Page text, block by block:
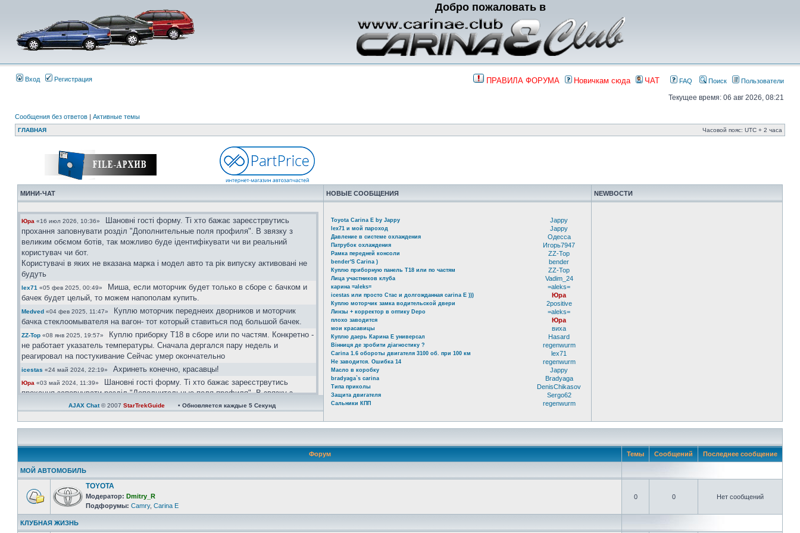
Добро пожаловать в
Вход Регистрация ПРАВИЛА ФОРУМА Новичкам сюда ЧАТ FAQ Поиск Пользователи
Текущее время: 06 авг 2026, 08:21
Сообщения без ответов | Активные темы
ГЛАВНАЯ Часовой пояс: UTC + 2 часа
МИНИ-ЧАТ НОВЫЕ СООБЩЕНИЯ NEWВОСТИ
Юра «16 июл 2026, 10:36»
Шановні гості форму. Ті хто бажає зареєстрвутись
прохання заповнувати розділ "Дополнительные поля профиля". В звязку з
великим обємом ботів, так можливо буде ідентифікувати чи ви реальний
користувач чи бот.
Користувачі в яких не вказана марка і модел авто та рік випуску активовані не
будуть
lex71 «05 фев 2025, 00:49»
Миша, если моторчик будет только в сборе с бачком и
бачек будет целый, то можем напополам купить.
Medved «04 фев 2025, 11:47»
Куплю моторчик переднеих дворников и моторчик
бачка стеклоомывателя на вагон- тот который ставиться под большой бачек.
ZZ-Top «08 янв 2025, 19:57»
Куплю приборку Т18 в сборе или по частям. Конкретно -
не работает указатель температуры. Сначала дергался пару недель и
реагировал на постукивание Сейчас умер окончательно
icestas «24 май 2024, 22:19» Ахринеть конечно, красавцы!
Юра «03 май 2024, 11:39»
Шановні гості форму. Ті хто бажає зареєстрвутись
прохання заповнувати розділ "Дополнительные поля профиля". В звязку з
великим обємом ботів, так можливо буде ідентифікувати чи ви реальний
користувач чи бот.
Юра«08 апр 2024, 21:08»https://invite.viber.com/?g2=AQAtPOOoAP ... zA&lang=ru
Юра«08 апр 2024, 21:06»велкам)))
Зараз всі у групі вайбер
Одесса «07 апр 2024, 21:31»Ау люди! Наверно кариноводов не осталось!!! 2 года
тишина
AJAX Chat© 2007 StarTrekGuide • Обновляется каждые 5Секунд
Toyota Carina E by Jappy Jappy
lex71 и мой пароход Jappy
Давление в системе охлаждения Одесса
Патрубок охлаждения Игорь7947
Рамка передней консоли ZZ-Top
bender'S Carina ) bender
Куплю приборную панель Т18 или по частям ZZ-Top
Лица участников клуба Vadim_24
карина =aleks= =aleks=
icestas или просто Стас и долгожданная carina E ))) Юра
Куплю моторчик замка водительской двери 2positive
Линзы + корректор в оптику Depo =aleks=
плохо заводится Юра
мои красавицы виха
Куплю даерь Карина Е универсал Hasard
Вінниця де зробити діагностику ? regenwurm
Carina 1.6 обороты двигателя 3100 об. при 100 км lex71
Не заводится. Ошибка 14 regenwurm
Масло в коробку Jappy
bradyaga`s carina Bradyaga
Типа приколы DenisChikasov
Защита двигателя Sergo62
Сальники КПП regenwurm
Форум Темы Сообщений Последнее сообщение
МОЙ АВТОМОБИЛЬ
TOYOTA
Модератор: Dmitry_R
Подфорумы: Camry, Carina E
0 0 Нет сообщений
КЛУБНАЯ ЖИЗНЬ